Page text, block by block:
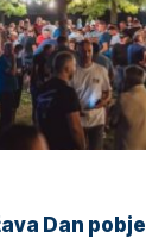
Dan